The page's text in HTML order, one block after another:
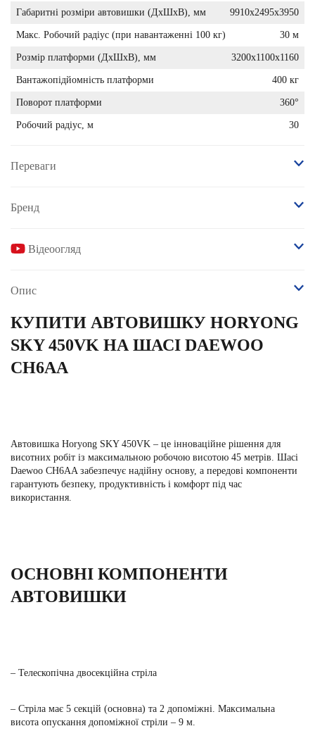
Габаритні розміри автовишки (ДхШхВ), мм 9910х2495х3950
Макс. Робочий радіус (при навантаженні 100 кг) 30 м
Розмір платформи (ДхШхВ), мм 3200х1100х1160
Вантажопідйомність платформи 400 кг
Поворот платформи 360°
Робочий радіус, м 30
Переваги
Бренд
Відеоогляд
Опис
КУПИТИ АВТОВИШКУ HORYONG
SKY 450VK НА ШАСІ DAEWOO
СН6AA
Автовишка Horyong SKY 450VK – це інноваційне рішення для
висотних робіт із максимальною робочою висотою 45 метрів. Шасі
Daewoo СН6AA забезпечує надійну основу, а передові компоненти
гарантують безпеку, продуктивність і комфорт під час
використання.
ОСНОВНІ КОМПОНЕНТИ
АВТОВИШКИ
– Телескопічна двосекційна стріла
– Стріла має 5 секцій (основна) та 2 допоміжні. Максимальна
висота опускання допоміжної стріли – 9 м.